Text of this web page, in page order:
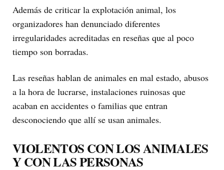
Además de criticar la explotación animal, los
organizadores han denunciado diferentes
irregularidades acreditadas en reseñas que al poco
tiempo son borradas.
Las reseñas hablan de animales en mal estado, abusos
a la hora de lucrarse, instalaciones ruinosas que
acaban en accidentes o familias que entran
desconociendo que allí se usan animales.
VIOLENTOS CON LOS ANIMALES
Y CON LAS PERSONAS